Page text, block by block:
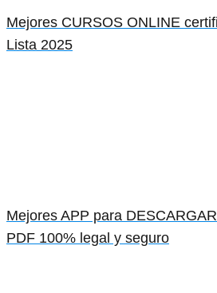
Mejores CURSOS ONLINE
Lista 2025
Mejores APP para
PDF 100% legal y seguro